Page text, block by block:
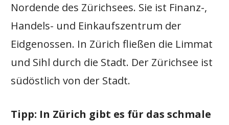
Nordende des Zürichsees. Sie ist Finanz-,
Handels- und Einkaufszentrum der
Eidgenossen. In Zürich fließen die Limmat
und Sihl durch die Stadt. Der Zürichsee ist
südöstlich von der Stadt.
Tipp: In Zürich gibt es für das schmale